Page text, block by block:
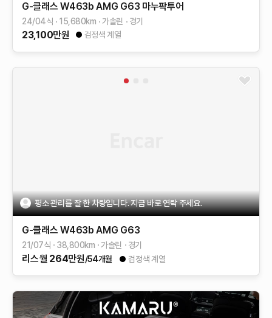
G-클래스 W463b AMG G63 마누팍투어
24/04식 15,680km 가솔린 경기
23,100만원 검정색 계열
평소 관리를 잘 한 차량입니다. 지금 바로 연락 주세요.
G-클래스 W463b AMG G63
21/07식 38,800km 가솔린 경기
리스월 264만원/54개월 검정색 계열